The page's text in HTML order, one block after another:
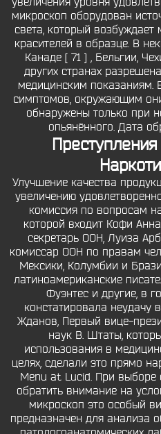
микроскоп оборудован
света, который
красителей в образце. В
Канаде [ 71 ] , Бельгии,
других странах
медицинским показаниям.
симптомов, окружающим
обнаружены только при
опьянённого. Дата
Улучшение качества
увеличению
комиссия по вопросам
которой входит Кофи
секретарь ООН, Луиза
комиссар ООН по правам
Мексики, Колумбии и
латиноамериканские
Фуэнтес и другие, в
констатировала неудачу
Жданов, Первый вице-
наук В. Штаты,
использования в
целях, сделали это прямо
Menu at Lucid. При выборе
обратить внимание на
микроскоп это особый
предназначен для анализа